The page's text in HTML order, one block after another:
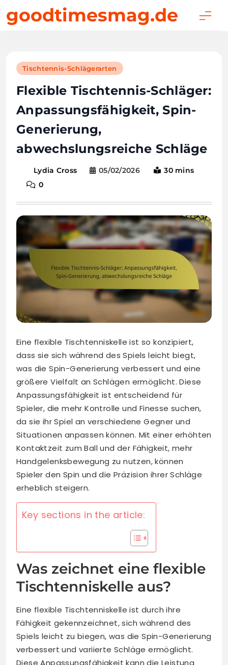
togoodtimesmag.de
Tischtennis-Schlägerarten
Flexible Tischtennis-Schläger:
Anpassungsfähigkeit, Spin-
Generierung,
abwechslungsreiche Schläge
Lydia Cross 05/02/2026
30 mins
0
Eine flexible Tischtenniskelle ist so konzipiert,
dass sie sich während des Spiels leicht biegt,
was die Spin-Generierung verbessert und eine
größere Vielfalt an Schlägen ermöglicht. Diese
Anpassungsfähigkeit ist entscheidend für
Spieler, die mehr Kontrolle und Finesse suchen,
da sie ihr Spiel an verschiedene Gegner und
Situationen anpassen können. Mit einer erhöhten
Kontaktzeit zum Ball und der Fähigkeit, mehr
Handgelenksbewegung zu nutzen, können
Spieler den Spin und die Präzision ihrer Schläge
erheblich steigern.
Key sections in the article:
Was zeichnet eine flexible
Tischtenniskelle aus?
Eine flexible Tischtenniskelle ist durch ihre
Fähigkeit gekennzeichnet, sich während des
Spiels leicht zu biegen, was die Spin-Generierung
verbessert und variierte Schläge ermöglicht.
Diese Anpassungsfähigkeit kann die Leistung